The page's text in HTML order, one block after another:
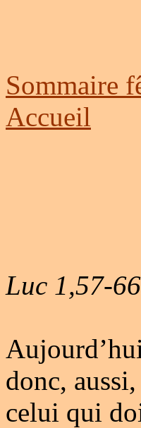
Sommaire
Accueil
Luc 1,57-
donc,
celui qui